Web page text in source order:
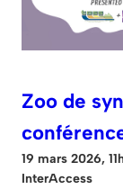
Zoo de
19 mars 2026,
InterAccess